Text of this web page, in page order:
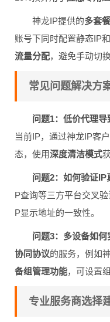
神龙IP提供的多套
账号下同时配置静态IP
流量分配，避免手动切
常见问题解决方
问题1：低价代理导
当前IP，通过神龙IP客
态，使用深度清洁模式
问题2：如何验证IP
P查询等三方平台交叉
P显示地址的一致性。
问题3：多设备如何
协同协议的服务，例如
备组管理功能，可设置
专业服务商选择